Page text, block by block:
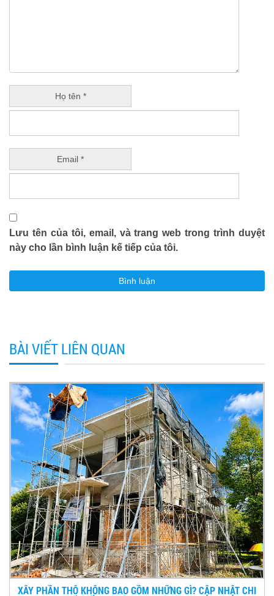
Họ tên *
Email *
Lưu tên của tôi, email, và trang web trong trình duyệt
này cho lần bình luận kế tiếp của tôi.
BÀI VIẾT LIÊN QUAN
XÂY PHẦN THÔ KHÔNG BAO GỒM NHỮNG GÌ? CẬP NHẬT CHI